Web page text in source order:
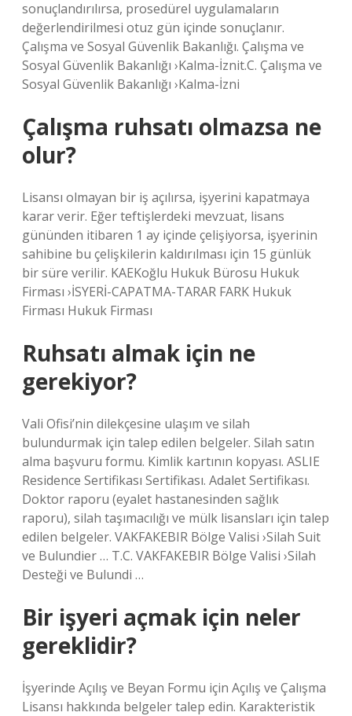
sonuçlandırılırsa, prosedürel uygulamaların
değerlendirilmesi otuz gün içinde sonuçlanır.
Çalışma ve Sosyal Güvenlik Bakanlığı. Çalışma ve
Sosyal Güvenlik Bakanlığı ›Kalma-İznit.C. Çalışma ve
Sosyal Güvenlik Bakanlığı ›Kalma-İzni
Çalışma ruhsatı olmazsa ne
olur?
Lisansı olmayan bir iş açılırsa, işyerini kapatmaya
karar verir. Eğer teftişlerdeki mevzuat, lisans
gününden itibaren 1 ay içinde çelişiyorsa, işyerinin
sahibine bu çelişkilerin kaldırılması için 15 günlük
bir süre verilir. KAEKoğlu Hukuk Bürosu Hukuk
Firması ›İSYERİ-CAPATMA-TARAR FARK Hukuk
Firması Hukuk Firması
Ruhsatı almak için ne
gerekiyor?
Vali Ofisi’nin dilekçesine ulaşım ve silah
bulundurmak için talep edilen belgeler. Silah satın
alma başvuru formu. Kimlik kartının kopyası. ASLIE
Residence Sertifikası Sertifikası. Adalet Sertifikası.
Doktor raporu (eyalet hastanesinden sağlık
raporu), silah taşımacılığı ve mülk lisansları için talep
edilen belgeler. VAKFAKEBIR Bölge Valisi ›Silah Suit
ve Bulundier … T.C. VAKFAKEBIR Bölge Valisi ›Silah
Desteği ve Bulundi …
Bir işyeri açmak için neler
gereklidir?
İşyerinde Açılış ve Beyan Formu için Açılış ve Çalışma
Lisansı hakkında belgeler talep edin. Karakteristik